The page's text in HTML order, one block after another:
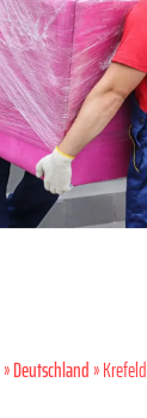
»Deutschland» Krefeld